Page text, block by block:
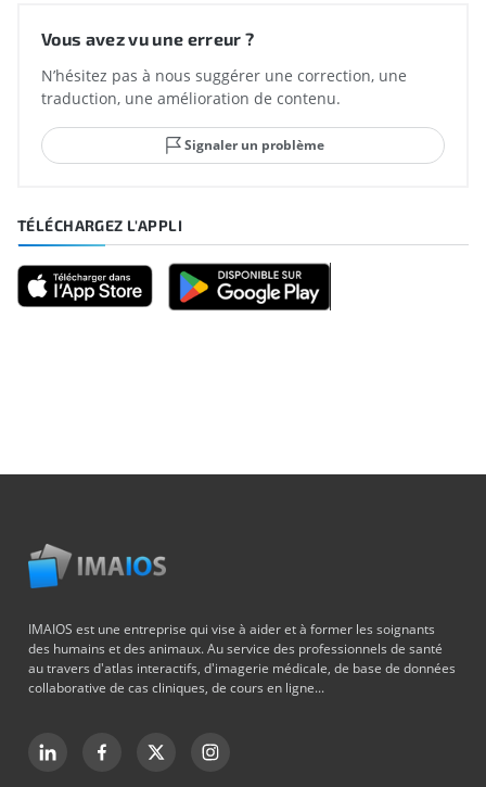
Vous avez vu une erreur ?
N’hésitez pas à nous suggérer une correction, une
traduction, une amélioration de contenu.
Signaler un problème
TÉLÉCHARGEZ L'APPLI
IMAIOS est une entreprise qui vise à aider et à former les soignants
des humains et des animaux. Au service des professionnels de santé
au travers d'atlas interactifs, d'imagerie médicale, de base de données
collaborative de cas cliniques, de cours en ligne...